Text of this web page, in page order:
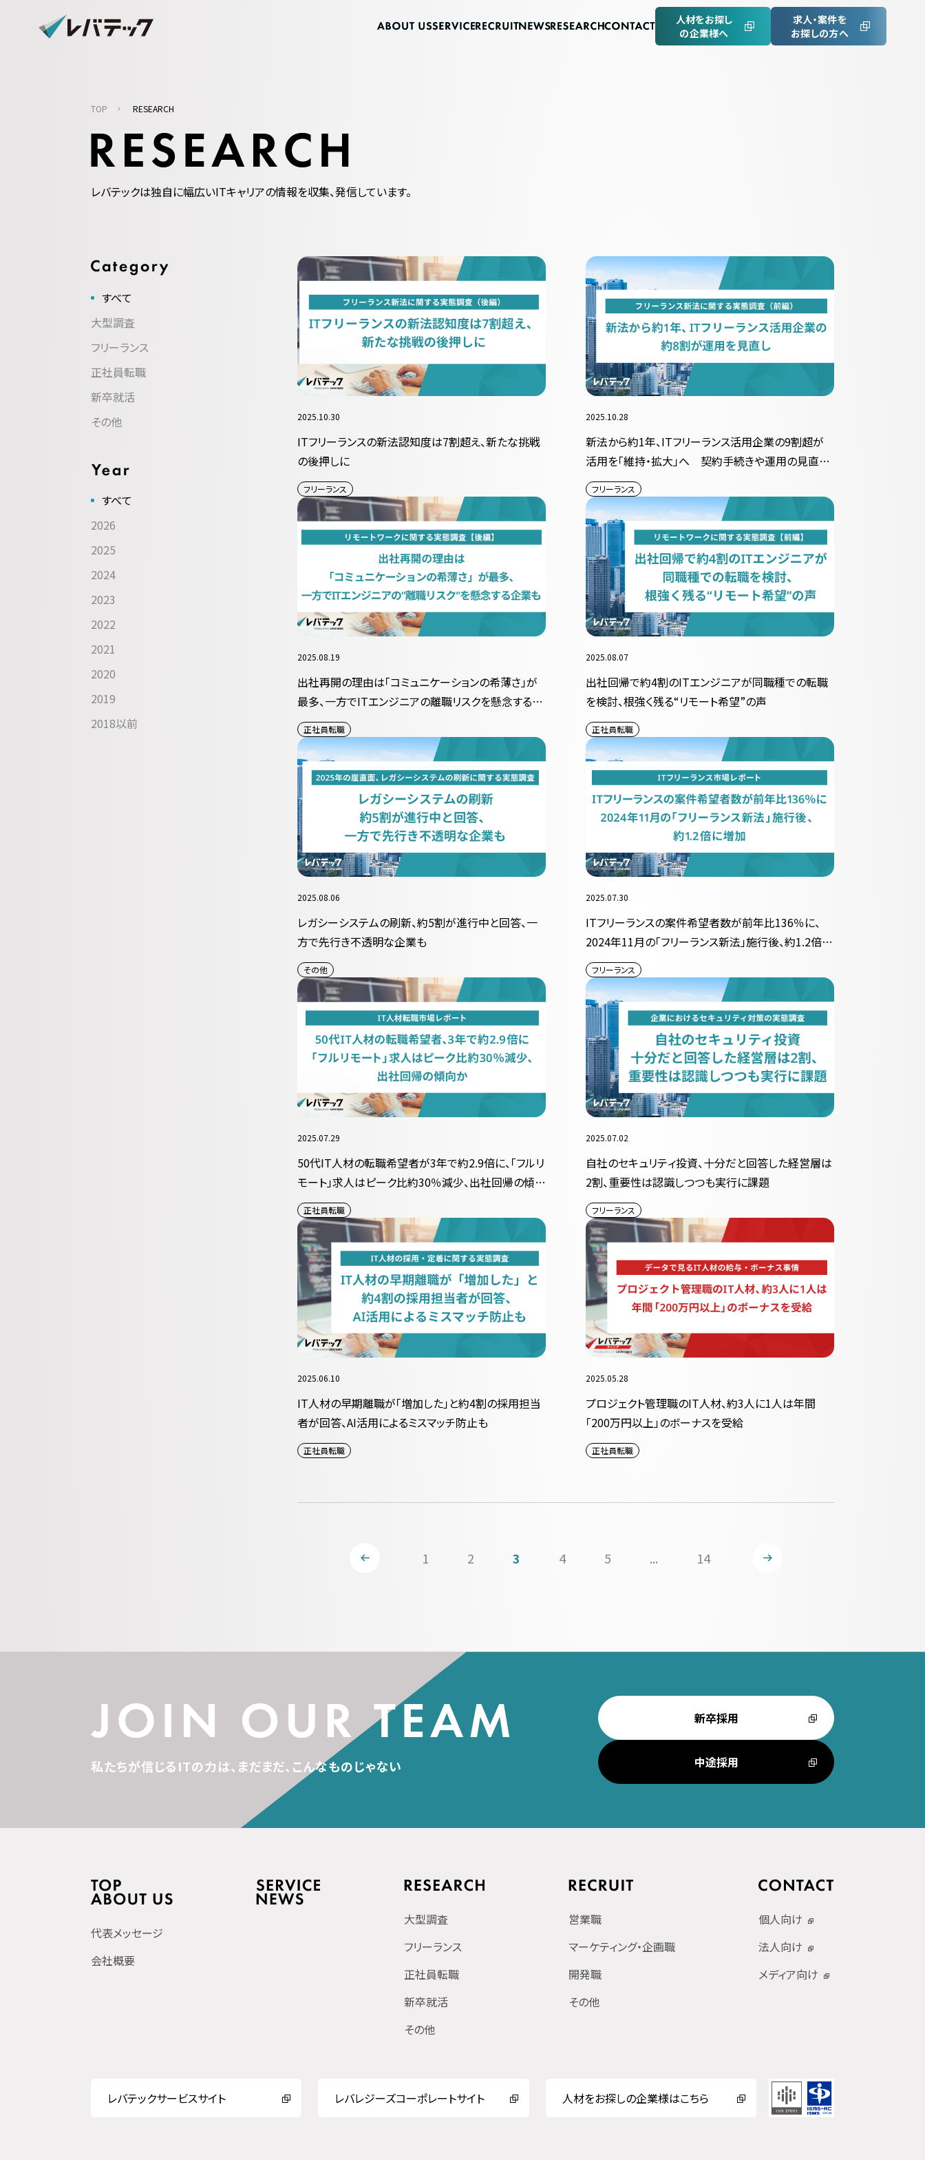
人材をお探し
の企業様へ
求人・案件を
お探しの方へ
TOP RESEARCH
レバテックは独自に幅広いITキャリアの情報を収集、発信しています。
すべて
大型調査
フリーランス
正社員転職
新卒就活
その他
すべて
2026
2025
2024
2023
2022
2021
2020
2019
2018以前
2025.10.30
ITフリーランスの新法認知度は7割超え、新たな挑戦
の後押しに
フリーランス
2025.10.28
新法から約1年、ITフリーランス活用企業の9割超が
活用を「維持・拡大」へ 契約手続きや運用の見直し
も進む
フリーランス
2025.08.19
出社再開の理由は「コミュニケーションの希薄さ」が
最多、一方でITエンジニアの離職リスクを懸念する企
業も
正社員転職
2025.08.07
出社回帰で約4割のITエンジニアが同職種での転職
を検討、根強く残る“リモート希望”の声
正社員転職
2025.08.06
レガシーシステムの刷新、約5割が進行中と回答、一
方で先行き不透明な企業も
その他
2025.07.30
ITフリーランスの案件希望者数が前年比136％に、
2024年11月の「フリーランス新法」施行後、約1.2倍に
増加
フリーランス
2025.07.29
50代IT人材の転職希望者が3年で約2.9倍に、「フルリ
モート」求人はピーク比約30％減少、出社回帰の傾向
か
正社員転職
2025.07.02
自社のセキュリティ投資、十分だと回答した経営層は
2割、重要性は認識しつつも実行に課題
フリーランス
2025.06.10
IT人材の早期離職が「増加した」と約4割の採用担当
者が回答、AI活用によるミスマッチ防止も
正社員転職
2025.05.28
プロジェクト管理職のIT人材、約3人に1人は年間
「200万円以上」のボーナスを受給
正社員転職
1 2 3 4 5 ... 14
私たちが信じるITの力は、 まだまだ、こんなものじゃない
新卒採用
中途採用
代表メッセージ
会社概要
大型調査
フリーランス
正社員転職
新卒就活
その他
営業職
マーケティング・企画職
開発職
その他
個人向け
法人向け
メディア向け
レバテックサービスサイト レバレジーズコーポレートサイト 人材をお探しの企業様はこちら